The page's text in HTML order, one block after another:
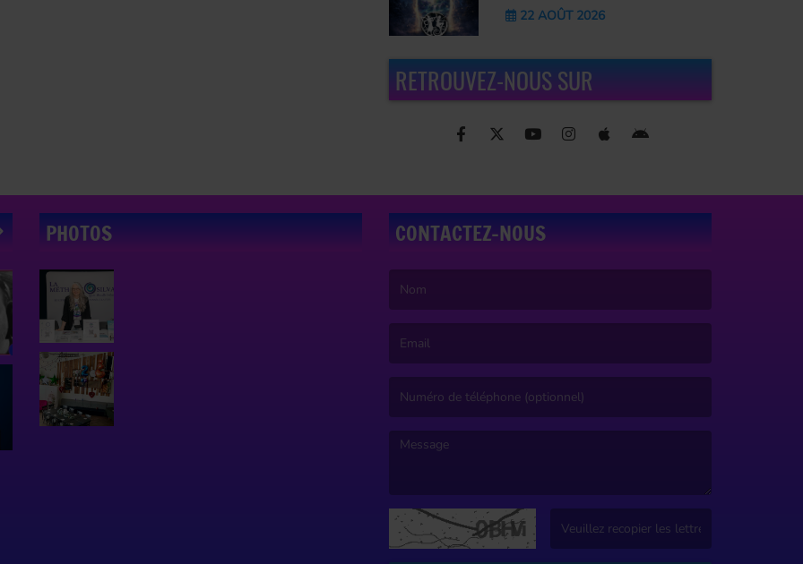
22 AOÛT 2026
RETROUVEZ-NOUS SUR
PHOTOS CONTACTEZ-NOUS